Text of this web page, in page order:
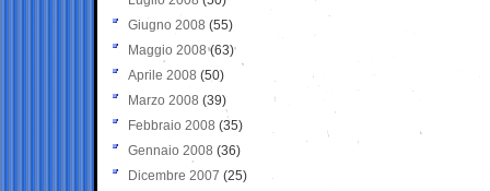
Giugno 2008 (55)
Maggio 2008(63)
Aprile 2008 (50)
Marzo 2008 (39)
Febbraio 2008 (35)
Gennaio 2008 (36)
Dicembre 2007 (25)